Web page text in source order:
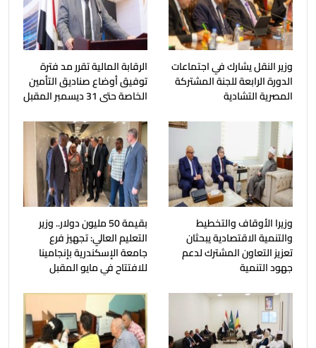
وزير النقل يشارك في اجتماعات
الدورة الرابعة للجنة المشتركة
المصرية التشادية
الرقابة المالية تقرر مد فترة
توفيق أوضاع صناديق التأمين
الخاصة حتى 31 ديسمبر المقبل
وزيرا الأوقاف والتخطيط
والتنمية الاقتصادية يبحثان
تعزيز التعاون المشترك لدعم
جهود التنمية
بقيمة 50 مليون دولار.. وزير
التعليم العالي: تجهيز فرع
جامعة الإسكندرية بإنجامينا
للافتتاح في مايو المقبل